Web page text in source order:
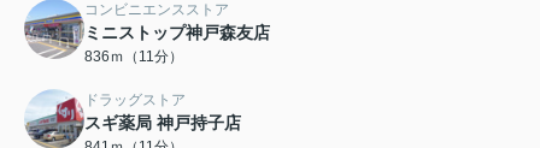
コンビニエンスストア
ミニストップ神戸森友店
836ｍ（11分）
ドラッグストア
スギ薬局 神戸持子店